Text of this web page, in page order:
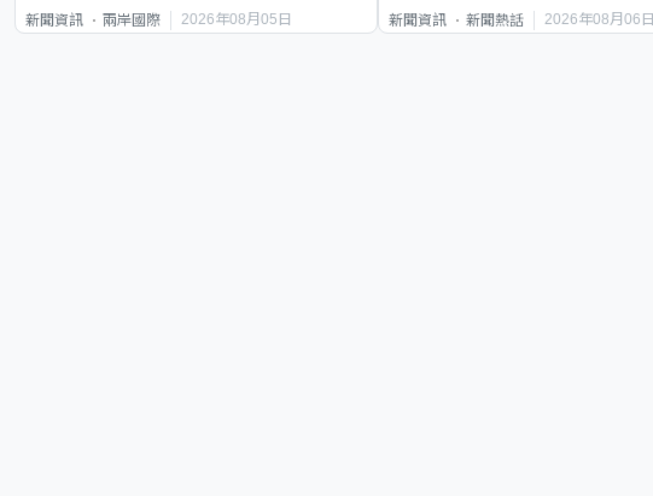
新聞資訊 兩岸國際 2026年08月05日 新聞資訊 新聞熱話 2026年08月06日